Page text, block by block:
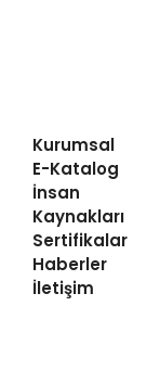
Kurumsal
E-Katalog
İnsan
Kaynakları
Sertifikalar
Haberler
İletişim